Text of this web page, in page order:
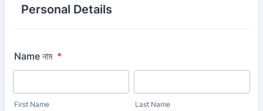
Personal Details
Name নাম *
First Name Last Name